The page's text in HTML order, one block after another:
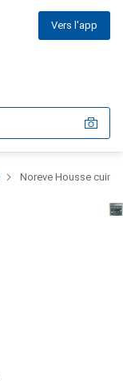
Vers l'app
Noreve Housse cuir